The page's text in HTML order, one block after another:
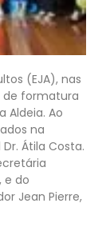
(EJA), nas
de formatura
Aldeia. Ao
na
Átila Costa.
e do
Jean Pierre,